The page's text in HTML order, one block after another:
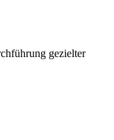
gezielter